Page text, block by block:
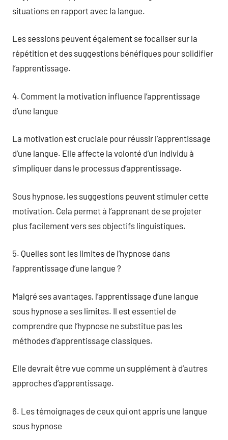
situations en rapport avec la langue.
Les sessions peuvent également se focaliser sur la
répétition et des suggestions bénéfiques pour solidifier
l’apprentissage.
4. Comment la motivation influence l’apprentissage
d’une langue
La motivation est cruciale pour réussir l’apprentissage
d’une langue. Elle affecte la volonté d’un individu à
s’impliquer dans le processus d’apprentissage.
Sous hypnose, les suggestions peuvent stimuler cette
motivation. Cela permet à l’apprenant de se projeter
plus facilement vers ses objectifs linguistiques.
5. Quelles sont les limites de l’hypnose dans
l’apprentissage d’une langue ?
Malgré ses avantages, l’apprentissage d’une langue
sous hypnose a ses limites. Il est essentiel de
comprendre que l’hypnose ne substitue pas les
méthodes d’apprentissage classiques.
Elle devrait être vue comme un supplément à d’autres
approches d’apprentissage.
6. Les témoignages de ceux qui ont appris une langue
sous hypnose